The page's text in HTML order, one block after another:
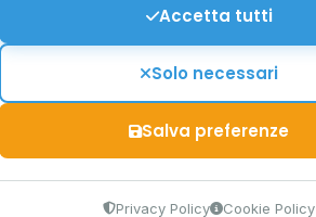
Contattaci
Accetta tutti
Solo necessari
Salva preferenze
Privacy Policy Cookie Policy